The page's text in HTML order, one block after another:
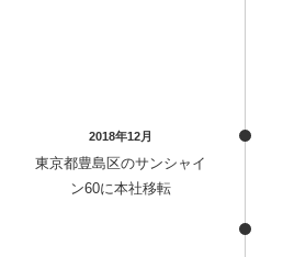
2018年12月
東京都豊島区のサンシャイ
ン60に本社移転